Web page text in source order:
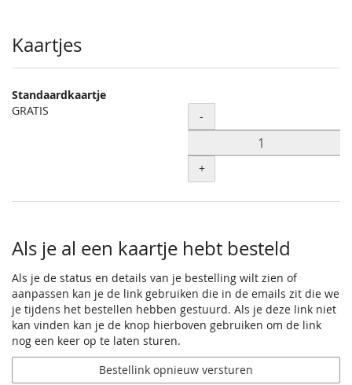
Producten
Kaartjes
Standaardkaartje
GRATIS
Hoeveelheid
-
+
Als je al een kaartje hebt besteld
Als je de status en details van je bestelling wilt zien of
aanpassen kan je de link gebruiken die in de emails zit die we
je tijdens het bestellen hebben gestuurd. Als je deze link niet
kan vinden kan je de knop hierboven gebruiken om de link
nog een keer op te laten sturen.
Bestellink opnieuw versturen